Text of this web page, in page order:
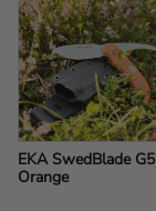
EKA SwedBlade G5
Orange